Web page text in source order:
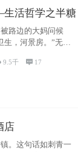
活哲学之半糖
路边的大妈问候
，河景房。”无意
9.5千  17
店
。这句话如刺青一